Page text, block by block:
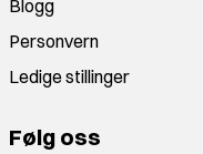
Blogg
Personvern
Ledige stillinger
Følg oss